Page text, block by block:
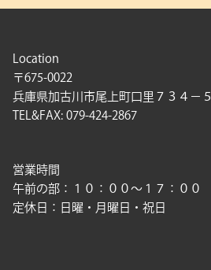
Location
〒675-0022
兵庫県加古川市尾上町口里７３４－５
TEL&FAX: 079-424-2867
営業時間
午前の部：１０：００〜１７：００
定休日：日曜・月曜日・祝日